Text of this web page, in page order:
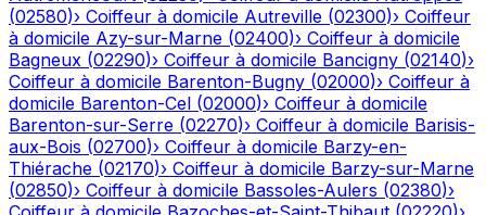
(02580)› Coiffeur à domicile Autreville (02300)› Coiffeur
à domicile Azy-sur-Marne (02400)› Coiffeur à domicile
Bagneux (02290)› Coiffeur à domicile Bancigny (02140)›
Coiffeur à domicile Barenton-Bugny (02000)› Coiffeur à
domicile Barenton-Cel (02000)› Coiffeur à domicile
Barenton-sur-Serre (02270)› Coiffeur à domicile Barisis-
aux-Bois (02700)› Coiffeur à domicile Barzy-en-
Thiérache (02170)› Coiffeur à domicile Barzy-sur-Marne
(02850)› Coiffeur à domicile Bassoles-Aulers (02380)›